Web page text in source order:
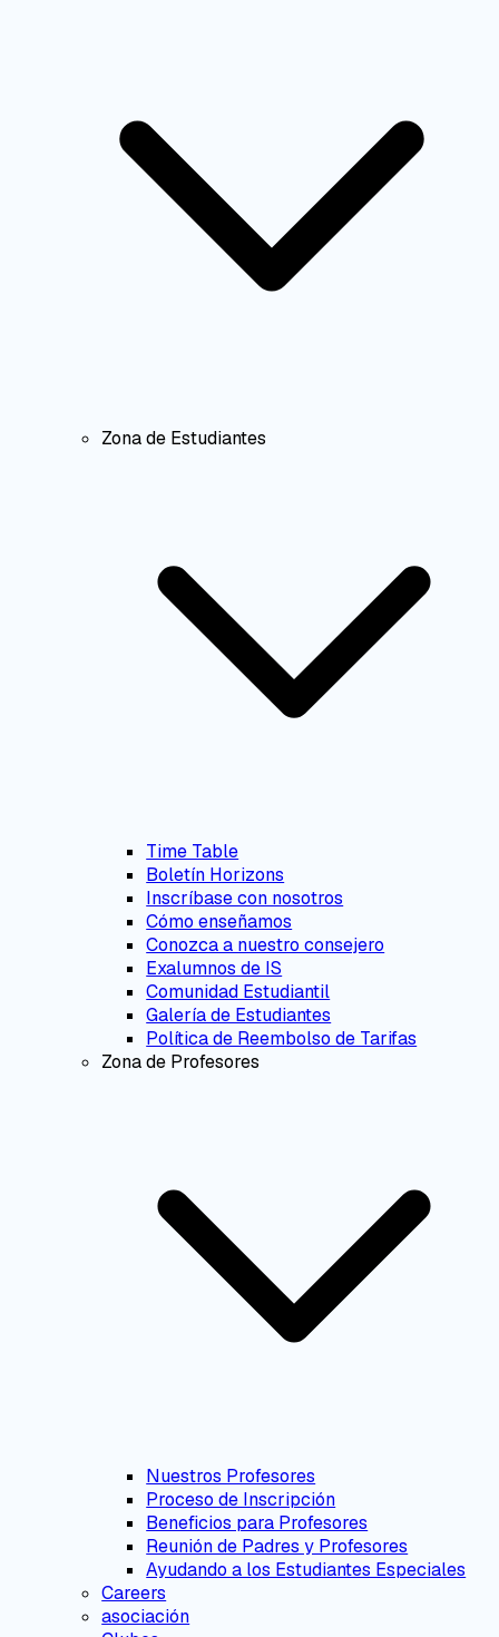
Zona de Estudiantes
Time Table
Boletín Horizons
Inscríbase con nosotros
Cómo enseñamos
Conozca a nuestro consejero
Exalumnos de IS
Comunidad Estudiantil
Galería de Estudiantes
Política de Reembolso de Tarifas
Zona de Profesores
Nuestros Profesores
Proceso de Inscripción
Beneficios para Profesores
Reunión de Padres y Profesores
Ayudando a los Estudiantes Especiales
Careers
asociación